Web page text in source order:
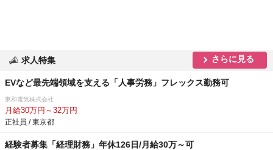
求人特集 さらに見る
EVなど最先端領域を支える「人事労務」フレックス勤務可
東和電気株式会社
月給30万円～32万円
正社員 / 東京都
経験者募集「経理財務」年休126日/月給30万～可